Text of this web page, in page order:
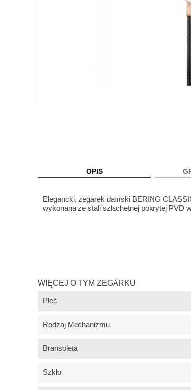
OPIS
Elegancki, zegarek damski BERING
wykonana ze stali szlachetnej pokrytej PVD
WIĘCEJ O TYM ZEGARKU
Płeć
Rodzaj Mechanizmu
Bransoleta
Szkło